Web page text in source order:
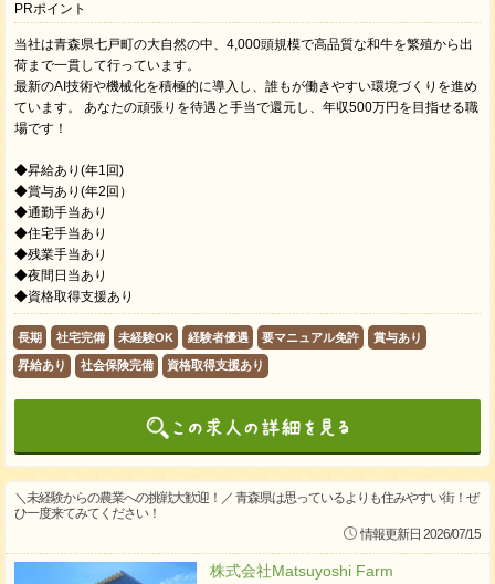
PRポイント
当社は青森県七戸町の大自然の中、4,000頭規模で高品質な和牛を繁殖から出
荷まで一貫して行っています。
最新のAI技術や機械化を積極的に導入し、誰もが働きやすい環境づくりを進め
ています。 あなたの頑張りを待遇と手当で還元し、年収500万円を目指せる職
場です！
◆昇給あり(年1回)
◆賞与あり(年2回）
◆通勤手当あり
◆住宅手当あり
◆残業手当あり
◆夜間日当あり
◆資格取得支援あり
長期 社宅完備 未経験OK 経験者優遇 要マニュアル免許 賞与あり
昇給あり 社会保険完備 資格取得支援あり
＼未経験からの農業への挑戦大歓迎！／ 青森県は思っているよりも住みやすい街！ぜ
ひ一度来てみてください！
情報更新日 2026/07/15
株式会社Matsuyoshi Farm